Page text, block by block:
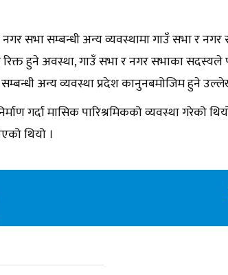
सभा सम्बन्धी अन्य व्यवस्थामा गाउँ सभा र
हुने अवस्था, गाउँ सभा र नगर सभाका सदस्यले
अन्य व्यवस्था प्रदेश कानुनबमोजिम हुने
गर्दा मासिक पारिश्रमिकको व्यवस्था गरेको
थियो ।